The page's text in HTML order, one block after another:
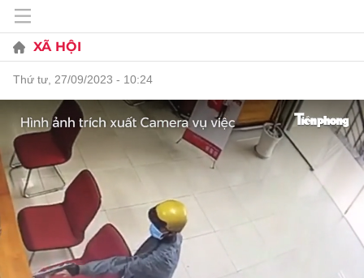
XÃ HỘI
thứ tư, 27/09/2023 - 10:24